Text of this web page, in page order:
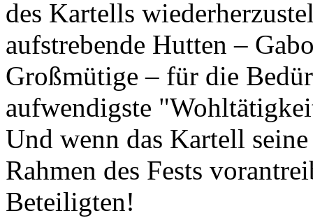
des Kartells
aufstrebende Hutten –
Großmütige – für die
aufwendigste
Und wenn das Kartell
Rahmen des Fests
Beteiligten!